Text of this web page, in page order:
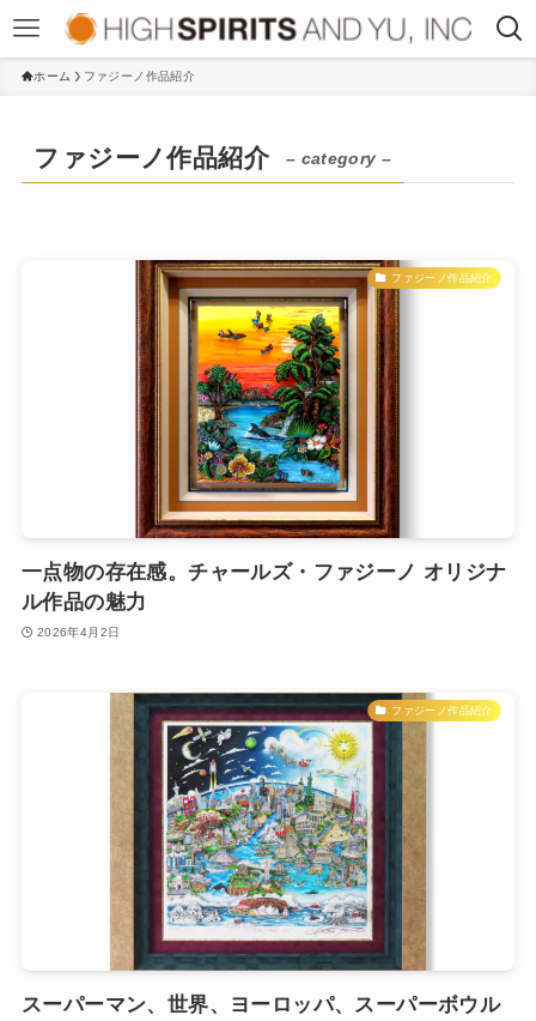
ホーム ファジーノ作品紹介
ファジーノ作品紹介 – category –
ファジーノ作品紹介
一点物の存在感。チャールズ・ファジーノ オリジナ
ル作品の魅力
2026年4月2日
ファジーノ作品紹介
スーパーマン、世界、ヨーロッパ、スーパーボウル